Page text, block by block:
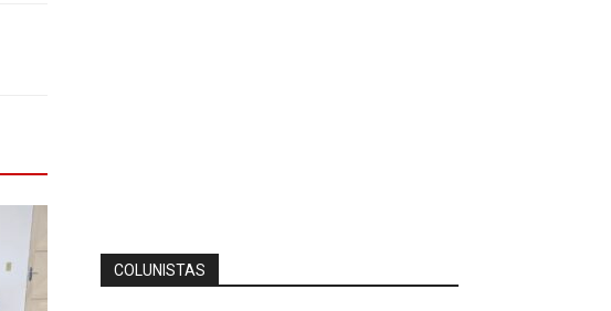
COLUNISTAS